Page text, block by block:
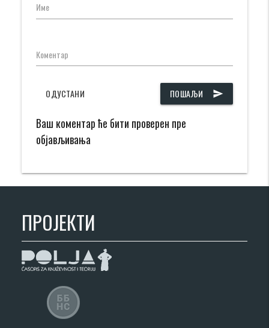
Име
Коментар
ПОШАЉИ send
ОДУСТАНИ
Ваш коментар ће бити проверен пре
објављивања
ПРОЈЕКТИ